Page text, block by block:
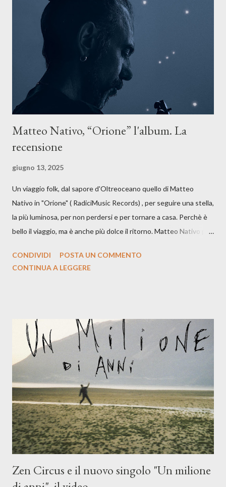
sotto il peso della realtà. Ma lo fa cercando una via d’uscita, una
forma di assoluzione, nel vivere e nel suonare, nel trovare respiro
anche quando l’aria sembra farsi più densa. Il brano è anche una
dichiarazione d’intenti: Cico Messina apre il suo nuovo percorso
artistico con una composizi...
Matteo Nativo, “Orione” l'album. La
recensione
giugno 13, 2025
Un viaggio folk, dal sapore d'Oltreoceano quello di Matteo
Nativo in "Orione" ( RadiciMusic Records) , per seguire una stella,
la più luminosa, per non perdersi e per tornare a casa. Perchè è
bello il viaggio, ma è anche più dolce il ritorno. Matteo Nativo per
indubbiamente matura e consapevole oltre che con ottimi
Dicevamo. Ed è da qui che il nostro inizia questo concept
musicale, con " Che ora è" , raccontando la separazione dalla
moglie, del senso di sconfitta e del caldo afoso che opprime,
giusta condizione di sopraffazione: "Non so che ora è, che giorno
è, di questa estate che...". E' raro fare uscire come singolo una
cover, ma...
CONDIVIDI
POSTA UN COMMENTO
CONTINUA A LEGGERE
Zen Circus e il nuovo singolo "Un milione